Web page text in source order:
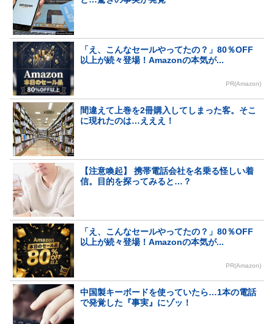
「え、こんなセールやってたの？」80％OFF
以上が続々登場！Amazonの本気が...
PR(Amazon)
間違えて上巻を2冊購入してしまった客。そこ
に現れたのは…えええ！
【注意喚起】 携帯電話会社を名乗る怪しい着
信。目的を探ってみると…？
「え、こんなセールやってたの？」80％OFF
以上が続々登場！Amazonの本気が...
PR(Amazon)
中国製キーボードを使っていたら…1本の電話
で発覚した『事実』にゾッ！